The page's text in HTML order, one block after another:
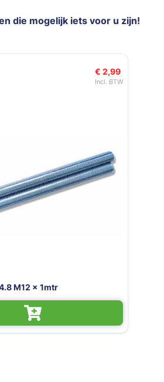
die mogelijk iets voor u zijn!
van de carrousel is mogelijk met
te slaan
€ 2,99
M12 x 1mtr